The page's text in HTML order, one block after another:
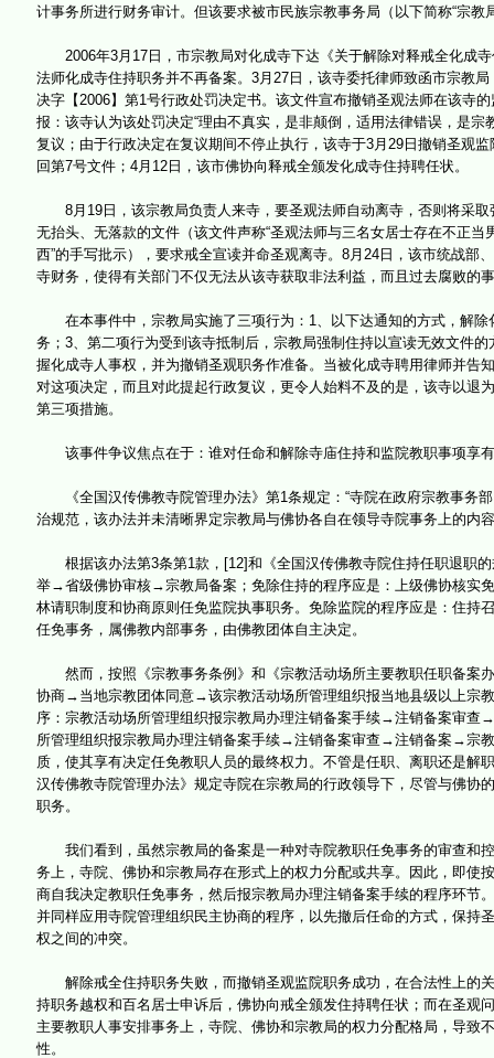
计事务所进行财务审计。但该要求被市民族宗教事务局（以下简称“宗教
2006年3月17日，市宗教局对化成寺下达《关于解除对释戒全化成寺
法师化成寺住持职务并不再备案。3月27日，该寺委托律师致函市宗教
决字【2006】第1号行政处罚决定书。该文件宣布撤销圣观法师在该寺
报：该寺认为该处罚决定“理由不真实，是非颠倒，适用法律错误，是
复议；由于行政决定在复议期间不停止执行，该寺于3月29日撤销圣观
回第7号文件；4月12日，该市佛协向释戒全颁发化成寺住持聘任状。
8月19日，该宗教局负责人来寺，要圣观法师自动离寺，否则将采取
无抬头、无落款的文件（该文件声称“圣观法师与三名女居士存在不正
西”的手写批示），要求戒全宣读并命圣观离寺。8月24日，该市统战
寺财务，使得有关部门不仅无法从该寺获取非法利益，而且过去腐败的
在本事件中，宗教局实施了三项行为：1、以下达通知的方式，解除
务；3、第二项行为受到该寺抵制后，宗教局强制住持以宣读无效文件
握化成寺人事权，并为撤销圣观职务作准备。当被化成寺聘用律师并告
对这项决定，而且对此提起行政复议，更令人始料不及的是，该寺以退
第三项措施。
该事件争议焦点在于：谁对任命和解除寺庙住持和监院教职事项享
《全国汉传佛教寺院管理办法》第1条规定：“寺院在政府宗教事务
治规范，该办法并未清晰界定宗教局与佛协各自在领导寺院事务上的内
根据该办法第3条第1款，[12]和《全国汉传佛教寺院住持任职退职
举→省级佛协审核→宗教局备案；免除住持的程序应是：上级佛协核实
林请职制度和协商原则任免监院执事职务。免除监院的程序应是：住
任免事务，属佛教内部事务，由佛教团体自主决定。
然而，按照《宗教事务条例》和《宗教活动场所主要教职任职备案
协商→当地宗教团体同意→该宗教活动场所管理组织报当地县级以上
序：宗教活动场所管理组织报宗教局办理注销备案手续→注销备案审查
所管理组织报宗教局办理注销备案手续→注销备案审查→注销备案→宗
质，使其享有决定任免教职人员的最终权力。不管是任职、离职还是
汉传佛教寺院管理办法》规定寺院在宗教局的行政领导下，尽管与佛协
职务。
我们看到，虽然宗教局的备案是一种对寺院教职任免事务的审查和
务上，寺院、佛协和宗教局存在形式上的权力分配或共享。因此，即使
商自我决定教职任免事务，然后报宗教局办理注销备案手续的程序环节
并同样应用寺院管理组织民主协商的程序，以先撤后任命的方式，保持
权之间的冲突。
解除戒全住持职务失败，而撤销圣观监院职务成功，在合法性上的
持职务越权和百名居士申诉后，佛协向戒全颁发住持聘任状；而在圣观
主要教职人事安排事务上，寺院、佛协和宗教局的权力分配格局，导
性。